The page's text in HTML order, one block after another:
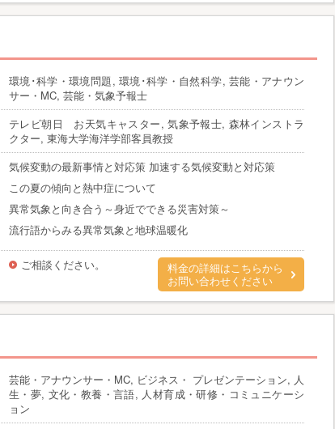
環境･科学・環境問題, 環境･科学・自然科学, 芸能・アナウン
サー・MC, 芸能・気象予報士
テレビ朝日 お天気キャスター, 気象予報士, 森林インストラ
クター, 東海大学海洋学部客員教授
気候変動の最新事情と対応策 加速する気候変動と対応策
この夏の傾向と熱中症について
異常気象と向き合う～身近でできる災害対策～
流行語からみる異常気象と地球温暖化
ご相談ください。
料金の詳細はこちらから
お問い合わせください
芸能・アナウンサー・MC, ビジネス・ プレゼンテーション, 人
生・夢, 文化・教養・言語, 人材育成・研修・コミュニケーシ
ョン